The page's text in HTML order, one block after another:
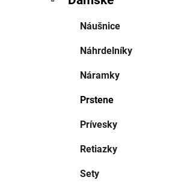
Náušnice
Náhrdelníky
Náramky
Prstene
Prívesky
Retiazky
Sety